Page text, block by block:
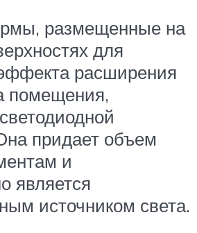
размещенные на
для
расширения
помещения,
придает объем
и
является
источником света.